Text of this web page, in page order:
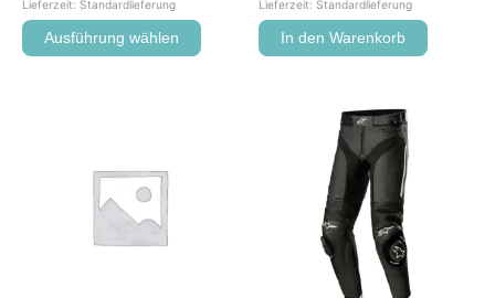
Lieferzeit: Standardlieferung
Ausführung wählen
Lieferzeit: Standardlieferung
In den Warenkorb